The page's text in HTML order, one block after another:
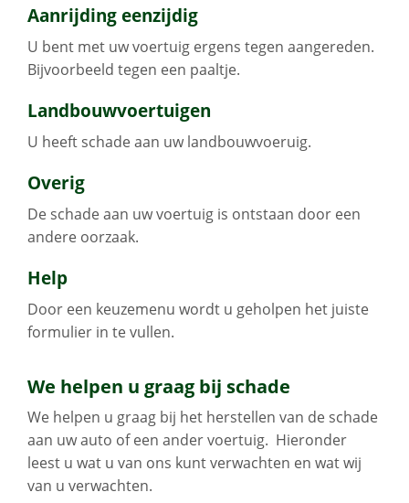
Aanrijding eenzijdig
U bent met uw voertuig ergens tegen aangereden.
Bijvoorbeeld tegen een paaltje.
Landbouwvoertuigen
U heeft schade aan uw landbouwvoeruig.
Overig
De schade aan uw voertuig is ontstaan door een
andere oorzaak.
Help
Door een keuzemenu wordt u geholpen het juiste
formulier in te vullen.
We helpen u graag bij schade
We helpen u graag bij het herstellen van de schade
aan uw auto of een ander voertuig. Hieronder
leest u wat u van ons kunt verwachten en wat wij
van u verwachten.